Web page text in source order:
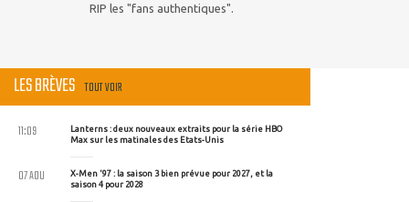
RIP les "fans authentiques".
LES BRÈVES TOUT VOIR
Lanterns : deux nouveaux extraits pour la série HBO
Max sur les matinales des Etats-Unis
11:09
X-Men '97 : la saison 3 bien prévue pour 2027, et la
saison 4 pour 2028
07 AOU